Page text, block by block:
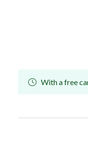
With a free